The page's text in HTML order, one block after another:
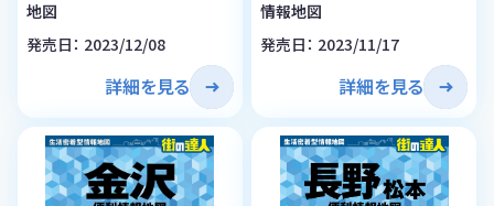
地図
発売日： 2023/12/08
詳細を見る
情報地図
発売日： 2023/11/17
詳細を見る